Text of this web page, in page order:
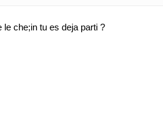
che;in tu es deja parti ?